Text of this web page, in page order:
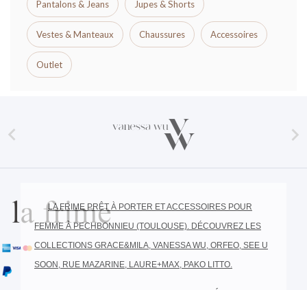
LA FRIME PRÊT À PORTER ET ACCESSOIRES POUR
FEMME À PECHBONNIEU (TOULOUSE). DÉCOUVREZ LES
COLLECTIONS GRACE&MILA, VANESSA WU, ORFEO, SEE U
SOON, RUE MAZARINE, LAURE+MAX, PAKO LITTO.
Pantalons & Jeans Jupes & Shorts
Vestes & Manteaux Chaussures Accessoires
Outlet
 